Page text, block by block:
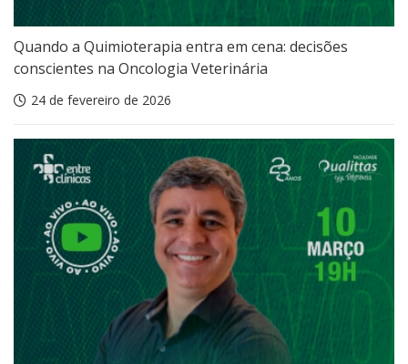
Quando a Quimioterapia entra em cena: decisões
conscientes na Oncologia Veterinária
24 de fevereiro de 2026